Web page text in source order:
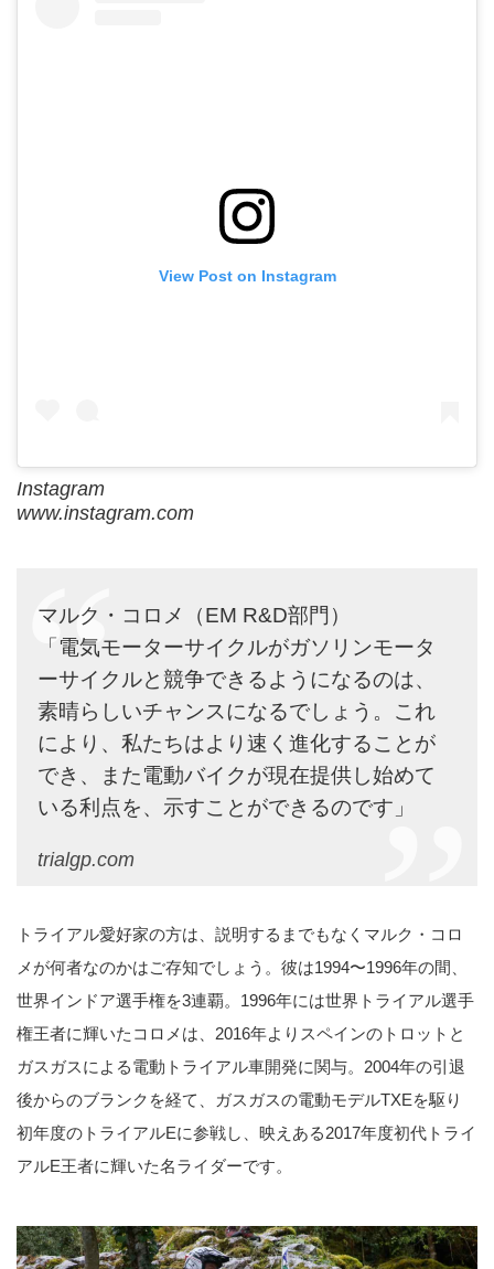
View Post on Instagram
Instagram
www.instagram.com
マルク・コロメ（EM R&D部門）
「電気モーターサイクルがガソリンモータ
ーサイクルと競争できるようになるのは、
素晴らしいチャンスになるでしょう。これ
により、私たちはより速く進化することが
でき、また電動バイクが現在提供し始めて
いる利点を、示すことができるのです」
trialgp.com
トライアル愛好家の方は、説明するまでもなくマルク・コロ
メが何者なのかはご存知でしょう。彼は1994〜1996年の間、
世界インドア選手権を3連覇。1996年には世界トライアル選手
権王者に輝いたコロメは、2016年よりスペインのトロットと
ガスガスによる電動トライアル車開発に関与。2004年の引退
後からのブランクを経て、ガスガスの電動モデルTXEを駆り
初年度のトライアルEに参戦し、映えある2017年度初代トライ
アルE王者に輝いた名ライダーです。